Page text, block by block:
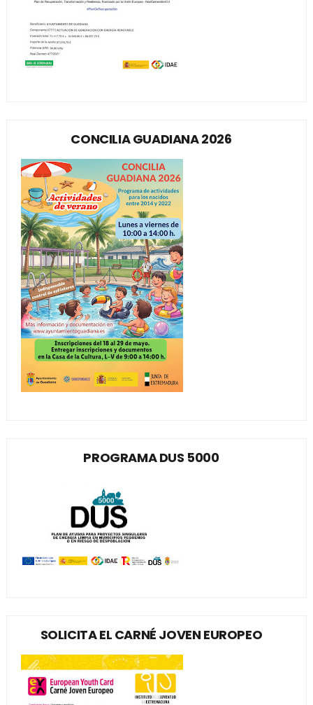
CONCILIA GUADIANA 2026
PROGRAMA DUS 5000
SOLICITA EL CARNÉ JOVEN EUROPEO